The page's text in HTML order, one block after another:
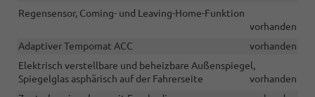
Regensensor, Coming- und Leaving-Home-Funktion
vorhanden
Adaptiver Tempomat ACC
vorhanden
Elektrisch verstellbare und beheizbare Außenspiegel,
Spiegelglas asphärisch auf der Fahrerseite
vorhanden